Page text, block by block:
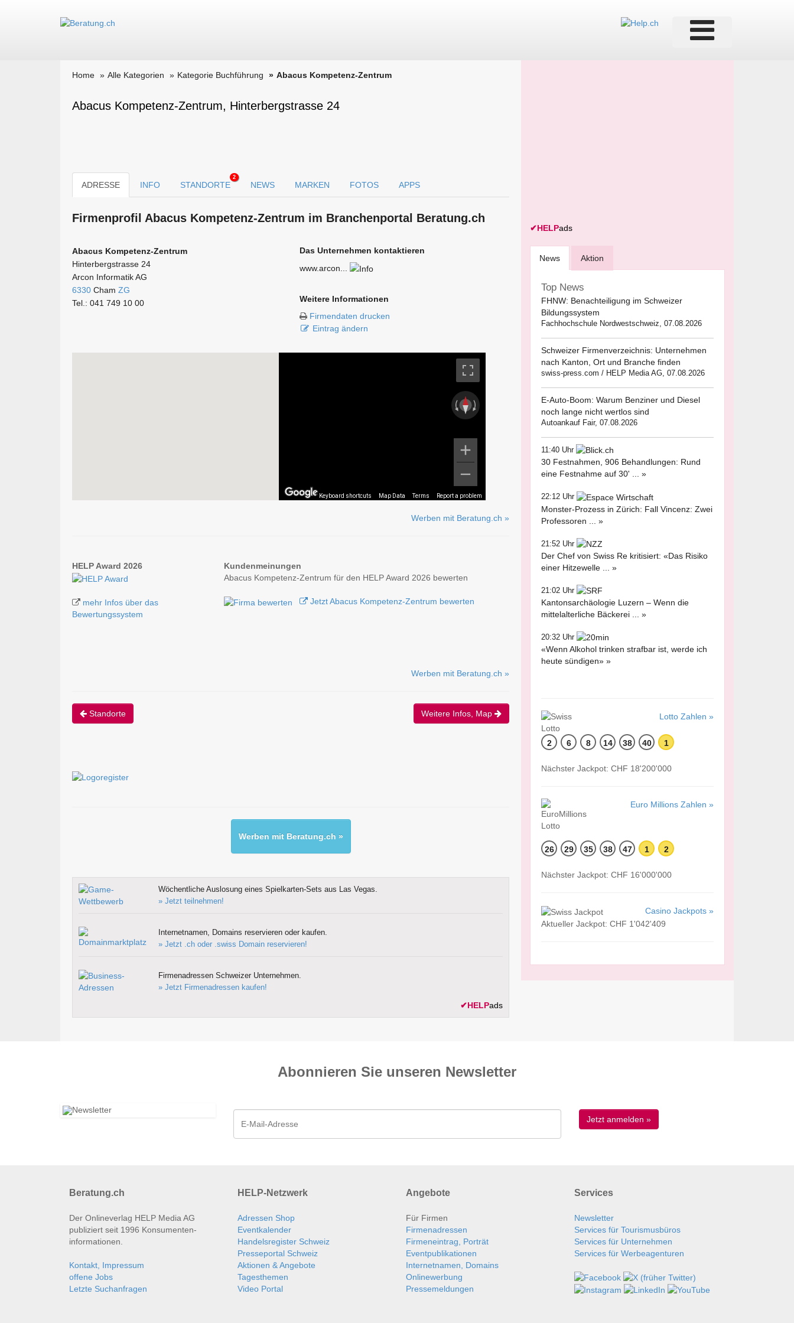
Home Alle Kategorien Kategorie Buchführung Abacus Kompetenz-Zentrum
Abacus Kompetenz-Zentrum, Hinterbergstrasse 24
ADRESSE INFO STANDORTE
2
NEWS MARKEN FOTOS APPS
Firmen­profil Abacus Kompetenz-Zentrum im Branchen­portal Beratung.ch
Abacus Kompetenz-Zentrum
Hinterbergstrasse 24
Arcon Informatik AG
6330 Cham ZG
Tel.: 041 749 10 00
Das Unternehmen kontaktieren
www.arcon...
Weitere Informationen
Firmendaten drucken
Eintrag ändern
Keyboard shortcuts Map Data Terms Report a problem
Werben mit Beratung.ch »
HELP Award 2026
mehr Infos über das
Bewertungssystem
Kundenmeinungen
Abacus Kompetenz-Zentrum für den HELP Award 2026 bewerten
Jetzt Abacus Kompetenz-Zentrum bewerten
Werben mit Beratung.ch »
Standorte Weitere Infos, Map
Werben mit Beratung.ch »
Wöchentliche Auslosung eines Spielkarten-Sets aus Las Vegas.
» Jetzt teilnehmen!
Internetnamen, Domains reservieren oder kaufen.
» Jetzt .ch oder .swiss Domain reservieren!
Firmenadressen Schweizer Unternehmen.
» Jetzt Firmenadressen kaufen!
✔HELPads
✔HELPads
News Aktion
Top News
FHNW: Benachteiligung im Schweizer
Bildungssystem
Fachhochschule Nordwestschweiz, 07.08.2026
Schweizer Firmenverzeichnis: Unternehmen
nach Kanton, Ort und Branche finden
swiss-press.com / HELP Media AG, 07.08.2026
E-Auto-Boom: Warum Benziner und Diesel
noch lange nicht wertlos sind
Autoankauf Fair, 07.08.2026
11:40 Uhr
30 Festnahmen, 906 Behandlungen: Rund
eine Festnahme auf 30' ... »
22:12 Uhr
Monster-Prozess in Zürich: Fall Vincenz: Zwei
Professoren ... »
21:52 Uhr
Der Chef von Swiss Re kritisiert: «Das Risiko
einer Hitzewelle ... »
21:02 Uhr
Kantonsarchäologie Luzern – Wenn die
mittelalterliche Bäckerei ... »
20:32 Uhr
«Wenn Alkohol trinken strafbar ist, werde ich
heute sündigen» »
Lotto Zahlen »
2 6 8 14 38 40 1
Nächster Jackpot: CHF 18'200'000
Euro Millions Zahlen »
26 29 35 38 47 1 2
Nächster Jackpot: CHF 16'000'000
Casino Jackpots »
Aktueller Jackpot: CHF 1'042'409
Abonnieren Sie unseren News­letter
Beratung.ch
Der Onlineverlag HELP Media AG
publiziert seit 1996 Konsumenten­
informationen.
Kontakt, Impressum
offene Jobs
Letzte Suchanfragen
HELP-Netzwerk
Adressen Shop
Eventkalender
Handelsregister Schweiz
Presseportal Schweiz
Aktionen & Angebote
Tagesthemen
Video Portal
Angebote
Für Firmen
Firmenadressen
Firmeneintrag, Porträt
Eventpublikationen
Internetnamen, Domains
Onlinewerbung
Pressemeldungen
Services
Newsletter
Services für Tourismusbüros
Services für Unternehmen
Services für Werbeagenturen